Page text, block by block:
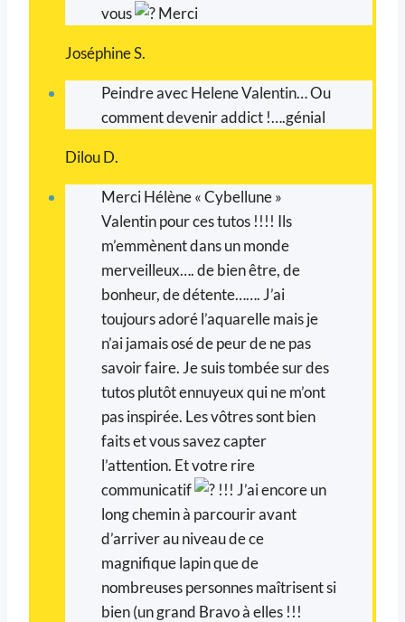
vous
Merci
Joséphine S.
Peindre avec Helene Valentin… Ou
comment devenir addict !….génial
Dilou D.
Merci Hélène « Cybellune »
Valentin pour ces tutos !!!! Ils
m’emmènent dans un monde
merveilleux…. de bien être, de
bonheur, de détente……. J’ai
toujours adoré l’aquarelle mais je
n’ai jamais osé de peur de ne pas
savoir faire. Je suis tombée sur des
tutos plutôt ennuyeux qui ne m’ont
pas inspirée. Les vôtres sont bien
faits et vous savez capter
l’attention. Et votre rire
communicatif
!!! J’ai encore un
long chemin à parcourir avant
d’arriver au niveau de ce
magnifique lapin que de
nombreuses personnes maîtrisent si
bien (un grand Bravo à elles !!!